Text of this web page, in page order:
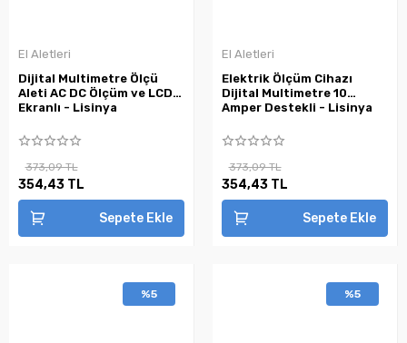
El Aletleri
Dijital Multimetre Ölçü
Aleti AC DC Ölçüm ve LCD
Ekranlı - Lisinya
373,09 TL
354,43 TL
Sepete Ekle
El Aletleri
Elektrik Ölçüm Cihazı
Dijital Multimetre 10
Amper Destekli - Lisinya
373,09 TL
354,43 TL
Sepete Ekle
%5 %5